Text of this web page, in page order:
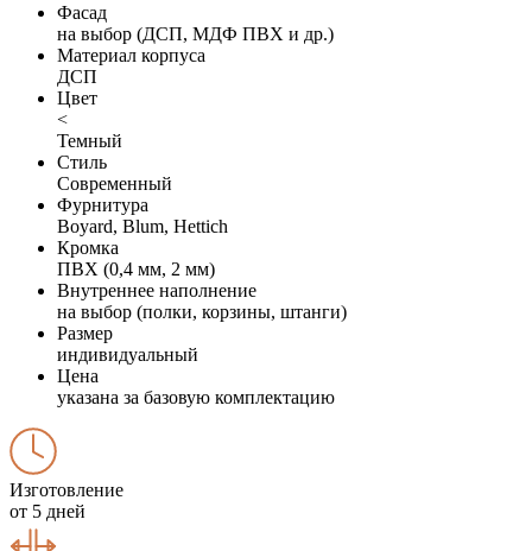
Фасад
на выбор (ДСП, МДФ ПВХ и др.)
Материал корпуса
ДСП
Цвет
<
Темный
Стиль
Современный
Фурнитура
Boyard, Blum, Hettich
Кромка
ПВХ (0,4 мм, 2 мм)
Внутреннее наполнение
на выбор (полки, корзины, штанги)
Размер
индивидуальный
Цена
указана за базовую комплектацию
Изготовление
от 5 дней